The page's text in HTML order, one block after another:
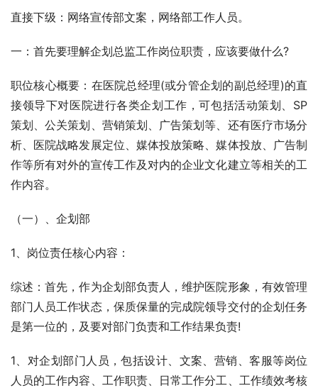
直接下级：网络宣传部文案，网络部工作人员。
一：首先要理解企划总监工作岗位职责，应该要做什么?
职位核心概要：在医院总经理(或分管企划的副总经理)的直
接领导下对医院进行各类企划工作，可包括活动策划、SP
策划、公关策划、营销策划、广告策划等、还有医疗市场分
析、医院战略发展定位、媒体投放策略、媒体投放、广告制
作等所有对外的宣传工作及对内的企业文化建立等相关的工
作内容。
（一）、企划部
1、岗位责任核心内容：
综述：首先，作为企划部负责人，维护医院形象，有效管理
部门人员工作状态，保质保量的完成院领导交付的企划任务
是第一位的，及要对部门负责和工作结果负责!
1、对企划部门人员，包括设计、文案、营销、客服等岗位
人员的工作内容、工作职责、日常工作分工、工作绩效考核